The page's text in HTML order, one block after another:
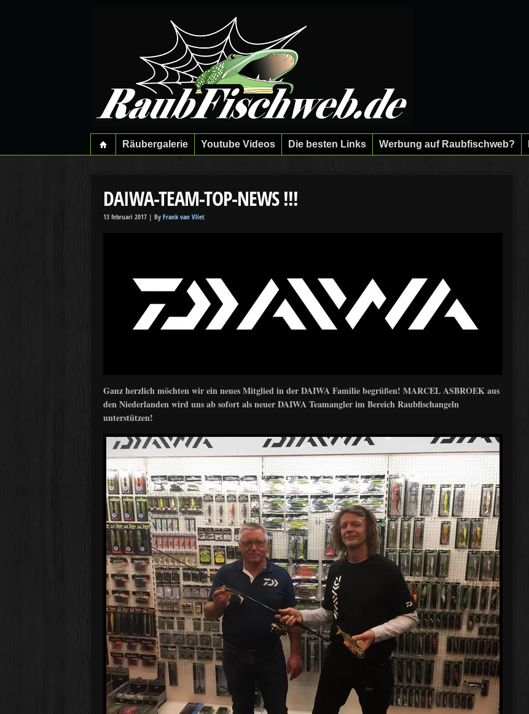
Räubergalerie Youtube Videos Die besten Links Werbung auf Raubfischweb?
DAIWA-TEAM-TOP-NEWS !!!
13 februari 2017 | By Frank van Vliet
Ganz herzlich möchten wir ein neues Mitglied in der DAIWA Familie begrüßen! MARCEL ASBROEK aus
den Niederlanden wird uns ab sofort als neuer DAIWA Teamangler im Bereich Raubfischangeln
unterstützen!